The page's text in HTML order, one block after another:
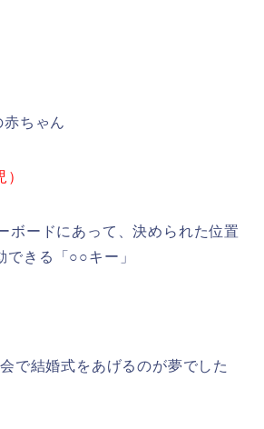
ちゃん
ボードにあって、決められた位置
できる「○○キー」
で結婚式をあげるのが夢でした